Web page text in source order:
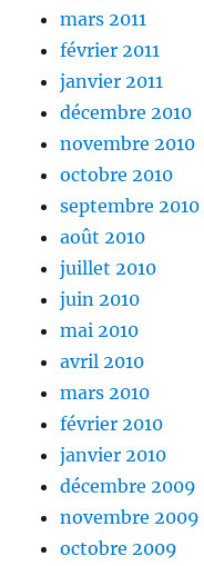
mars 2011
février 2011
janvier 2011
décembre 2010
novembre 2010
octobre 2010
septembre 2010
août 2010
juillet 2010
juin 2010
mai 2010
avril 2010
mars 2010
février 2010
janvier 2010
décembre 2009
novembre 2009
octobre 2009